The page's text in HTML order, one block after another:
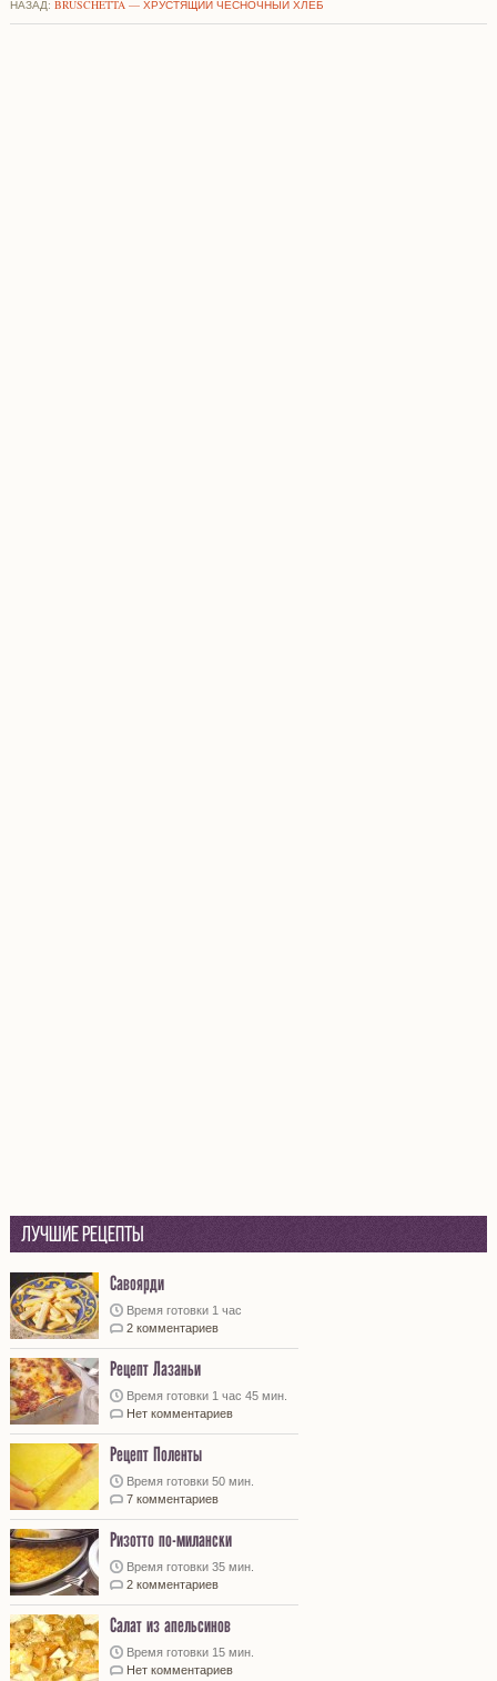
НАЗАД: BRUSCHETTA — ХРУСТЯЩИЙ ЧЕСНОЧНЫЙ ХЛЕБ
Лучшие рецепты
Савоярди
Время готовки 1 час
2 комментариев
Рецепт Лазаньи
Время готовки 1 час 45 мин.
Нет комментариев
Рецепт Поленты
Время готовки 50 мин.
7 комментариев
Ризотто по-милански
Время готовки 35 мин.
2 комментариев
Салат из апельсинов
Время готовки 15 мин.
Нет комментариев